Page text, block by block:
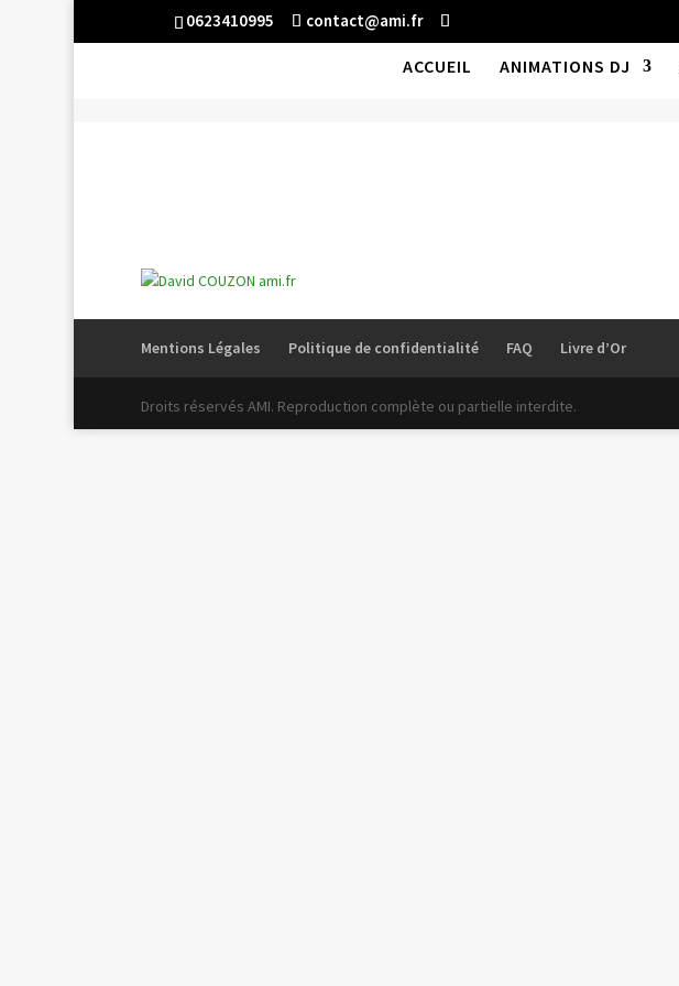
0623410995 contact@ami.fr
ACCUEIL ANIMATIONS DJ
Mentions Légales Politique de confidentialité FAQ Livre d’Or
Droits réservés AMI. Reproduction complète ou partielle interdite.